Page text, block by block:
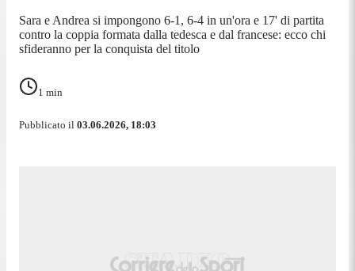
Sara e Andrea si impongono 6-1, 6-4 in un'ora e 17' di partita
contro la coppia formata dalla tedesca e dal francese: ecco chi
sfideranno per la conquista del titolo
1 min
Pubblicato il 03.06.2026, 18:03